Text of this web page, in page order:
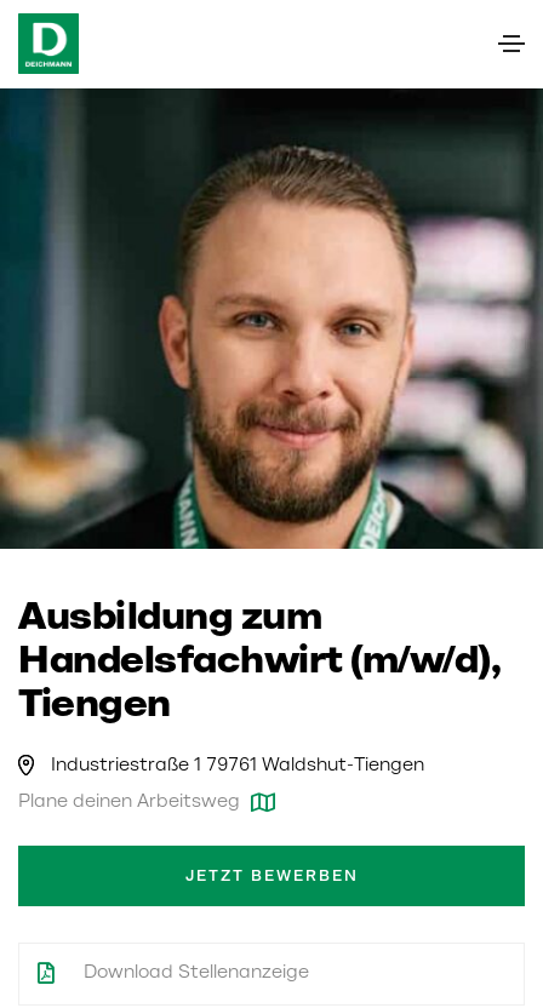
Ausbildung zum
Handelsfachwirt (m/w/d),
Tiengen
Industriestraße 1 79761 Waldshut-Tiengen
Plane deinen Arbeitsweg
JETZT BEWERBEN
Download Stellenanzeige